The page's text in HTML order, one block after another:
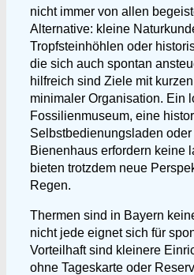
nicht immer von allen
Alternative: kleine
Tropfsteinhöhlen oder
die sich auch spontan
hilfreich sind Ziele mit
minimaler Organisation. Ein
Fossilienmuseum, eine
Selbstbedienungsladen
Bienenhaus erfordern keine
bieten trotzdem neue
Regen.
Thermen sind in Bayern
nicht jede eignet sich für
Vorteilhaft sind kleinere
ohne Tageskarte oder